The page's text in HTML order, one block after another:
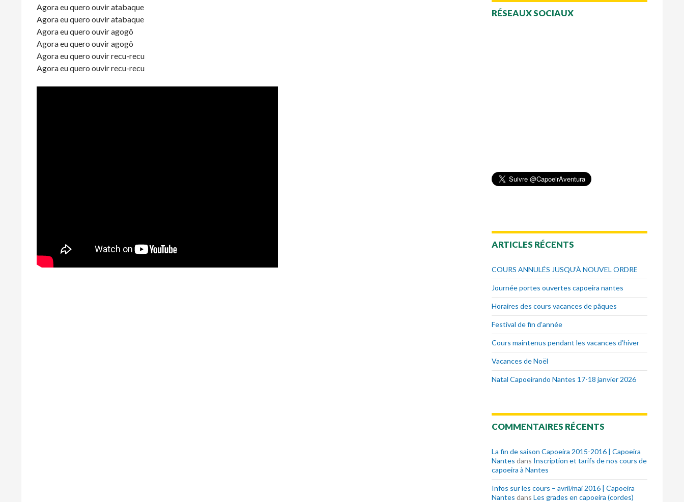
Agora eu quero ouvir atabaque
Agora eu quero ouvir atabaque
Agora eu quero ouvir agogô
Agora eu quero ouvir agogô
Agora eu quero ouvir recu-recu
Agora eu quero ouvir recu-recu
RÉSEAUX SOCIAUX
ARTICLES RÉCENTS
COURS ANNULÉS JUSQU’À NOUVEL ORDRE
Journée portes ouvertes capoeira nantes
Horaires des cours vacances de pâques
Festival de fin d’année
Cours maintenus pendant les vacances d’hiver
Vacances de Noël
Natal Capoeirando Nantes 17-18 janvier 2026
COMMENTAIRES RÉCENTS
La fin de saison Capoeira 2015-2016 | Capoeira
Nantes dans Inscription et tarifs de nos cours de
capoeira à Nantes
Infos sur les cours – avril/mai 2016 | Capoeira
Nantes dans Les grades en capoeira (cordes)